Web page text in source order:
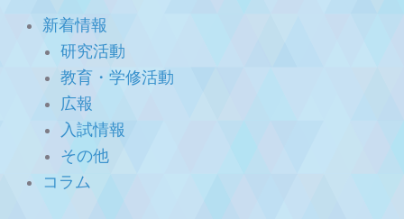
新着情報
研究活動
教育・学修活動
広報
入試情報
その他
コラム